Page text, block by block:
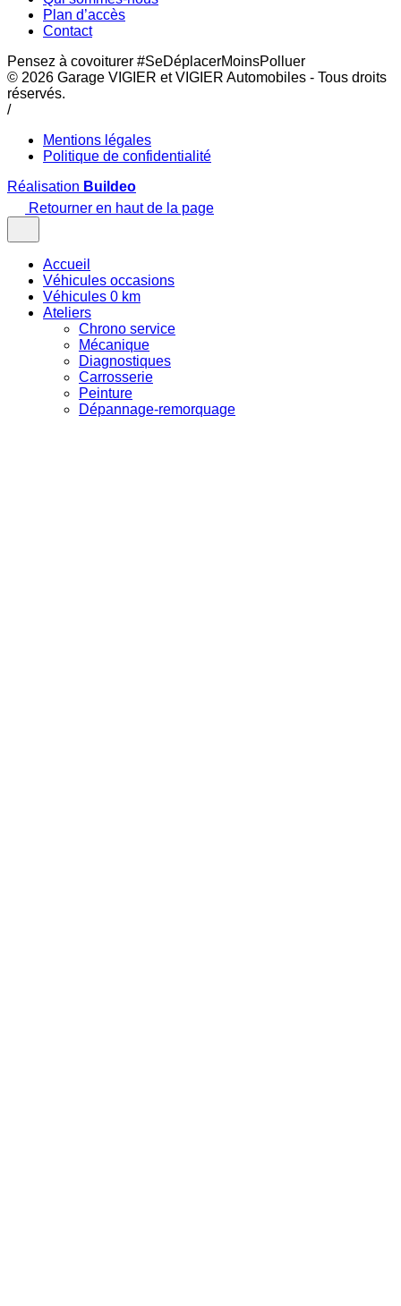
Plan d’accès
Contact
Pensez à covoiturer #SeDéplacerMoinsPolluer
© 2026 Garage VIGIER et VIGIER Automobiles - Tous droits
réservés.
/
Mentions légales
Politique de confidentialité
Réalisation Buildeo
Retourner en haut de la page
Accueil
Véhicules occasions
Véhicules 0 km
Ateliers
Chrono service
Mécanique
Diagnostiques
Carrosserie
Peinture
Dépannage-remorquage